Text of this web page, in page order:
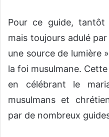
Pour ce guide,
mais toujours adulé
une source de lumière
la foi musulmane.
en célébrant le
musulmans et
par de nombreux